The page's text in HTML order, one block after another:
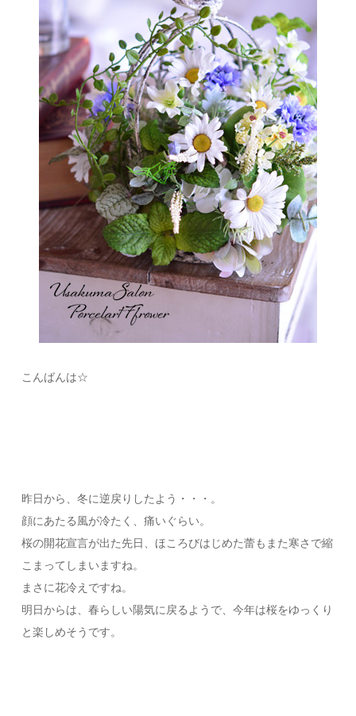
こんばんは☆
昨日から、冬に逆戻りしたよう・・・。
顔にあたる風が冷たく、痛いぐらい。
桜の開花宣言が出た先日、ほころびはじめた蕾もまた寒さで縮
こまってしまいますね。
まさに花冷えですね。
明日からは、春らしい陽気に戻るようで、今年は桜をゆっくり
と楽しめそうです。